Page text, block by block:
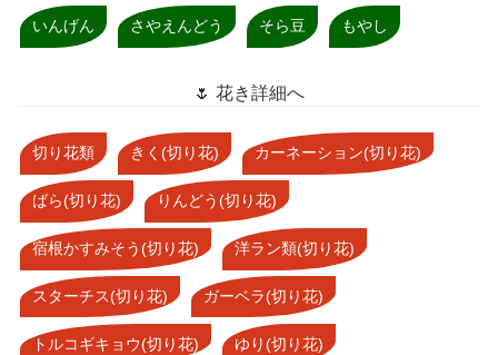
いんげん さやえんどう そら豆 もやし
🌷 花き詳細へ
切り花類 きく(切り花) カーネーション(切り花)
ばら(切り花) りんどう(切り花)
宿根かすみそう(切り花) 洋ラン類(切り花)
スターチス(切り花) ガーベラ(切り花)
トルコギキョウ(切り花) ゆり(切り花)